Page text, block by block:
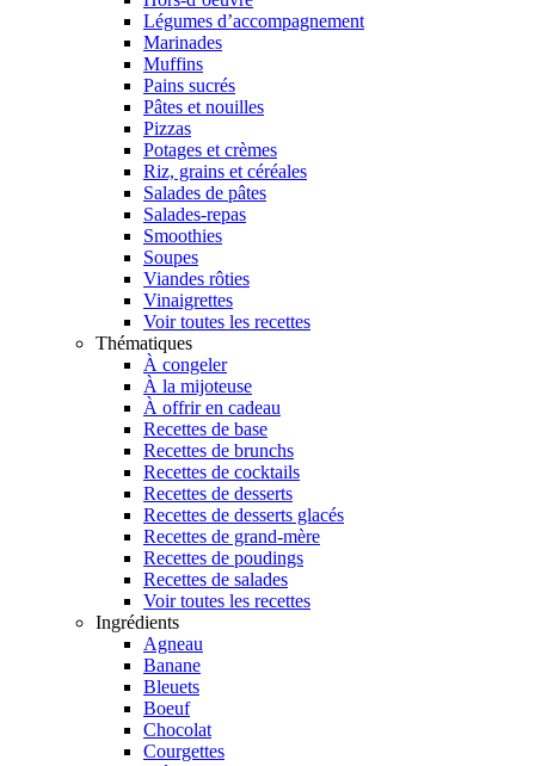
Légumes d’accompagnement
Marinades
Muffins
Pains sucrés
Pâtes et nouilles
Pizzas
Potages et crèmes
Riz, grains et céréales
Salades de pâtes
Salades-repas
Smoothies
Soupes
Viandes rôties
Vinaigrettes
Voir toutes les recettes
Thématiques
À congeler
À la mijoteuse
À offrir en cadeau
Recettes de base
Recettes de brunchs
Recettes de cocktails
Recettes de desserts
Recettes de desserts glacés
Recettes de grand-mère
Recettes de poudings
Recettes de salades
Voir toutes les recettes
Ingrédients
Agneau
Banane
Bleuets
Boeuf
Chocolat
Courgettes